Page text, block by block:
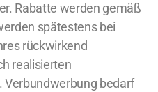
Rabatte werden gemäß
spätestens bei
rückwirkend
realisierten
bedarf